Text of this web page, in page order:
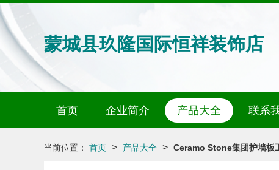
蒙城县玖隆国际恒祥装饰店
首页 企业简介 产品大全 联系
当前位置： 首页 > 产品大全 > Ceramo Stone集团护墙板